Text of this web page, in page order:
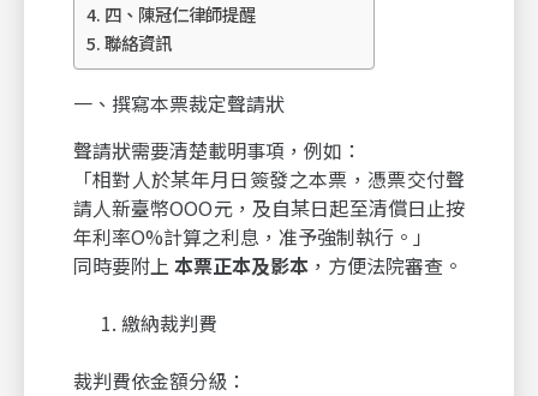
四、陳冠仁律師提醒
聯絡資訊
一、撰寫本票裁定聲請狀
聲請狀需要清楚載明事項，例如：
「相對人於某年月日簽發之本票，憑票交付聲
請人新臺幣OOO元，及自某日起至清償日止按
年利率O%計算之利息，准予強制執行。」
同時要附上 本票正本及影本，方便法院審查。
繳納裁判費
裁判費依金額分級：